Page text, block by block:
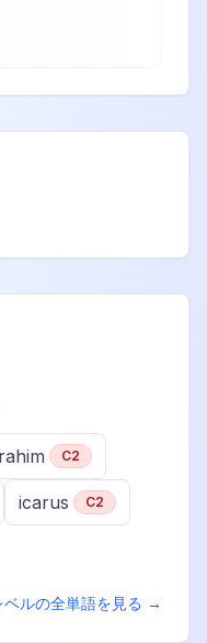
C2
icarus C2
ベルの全単語を見る →